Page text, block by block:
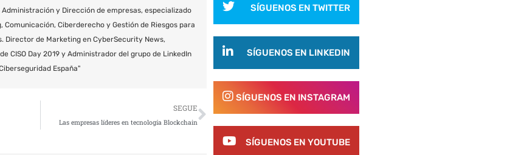
Administración y Dirección de empresas, especializado
Comunicación, Ciberderecho y Gestión de Riesgos para
Director de Marketing en CyberSecurity News,
CISO Day 2019 y Administrador del grupo de LinkedIn
España"
SEGUE
Las empresas líderes en tecnología Blockchain
Siguiente
SÍGUENOS EN TWITTER
SÍGUENOS EN LINKEDIN
SÍGUENOS EN INSTAGRAM
SÍGUENOS EN YOUTUBE